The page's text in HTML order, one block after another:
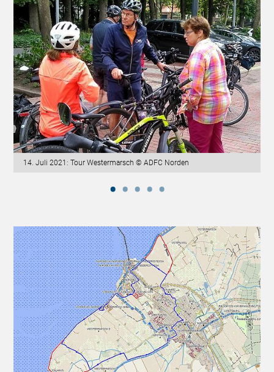
14. Juli 2021: Tour Westermarsch © ADFC Norden